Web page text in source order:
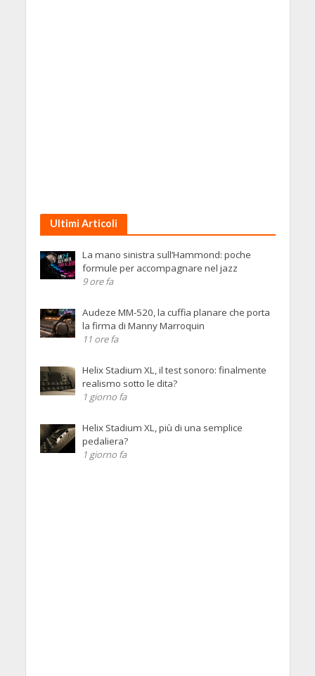
Ultimi Articoli
La mano sinistra sull’Hammond: poche
formule per accompagnare nel jazz
9 ore fa
Audeze MM-520, la cuffia planare che porta
la firma di Manny Marroquin
11 ore fa
Helix Stadium XL, il test sonoro: finalmente
realismo sotto le dita?
1 giorno fa
Helix Stadium XL, più di una semplice
pedaliera?
1 giorno fa